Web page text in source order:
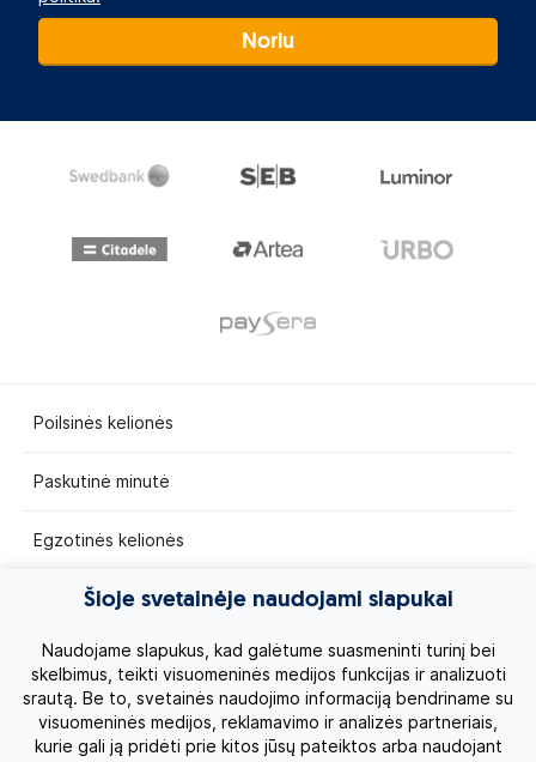
Noriu
Poilsinės kelionės
Paskutinė minutė
Egzotinės kelionės
Kruizai
Kelionės po Lietuvą
Apie mus
Šioje svetainėje naudojami slapukai
Naudojame slapukus, kad galėtume suasmeninti turinį bei
skelbimus, teikti visuomeninės medijos funkcijas ir analizuoti
srautą. Be to, svetainės naudojimo informaciją bendriname su
visuomeninės medijos, reklamavimo ir analizės partneriais,
kurie gali ją pridėti prie kitos jūsų pateiktos arba naudojant